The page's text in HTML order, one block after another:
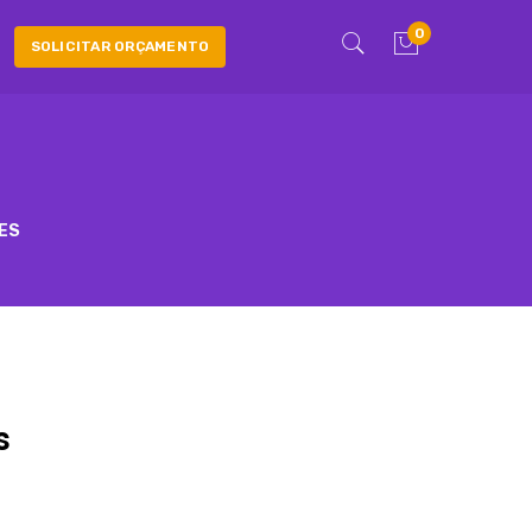
SOLICITAR ORÇAMENTO
0